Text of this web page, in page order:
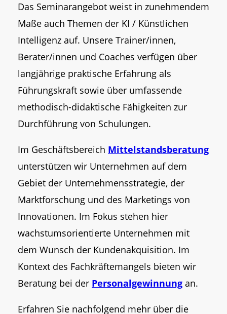
Das Seminarangebot weist in zunehmendem
Maße auch Themen der KI / Künstlichen
Intelligenz auf. Unsere Trainer/innen,
Berater/innen und Coaches verfügen über
langjährige praktische Erfahrung als
Führungskraft sowie über umfassende
methodisch-didaktische Fähigkeiten zur
Durchführung von Schulungen.
Im Geschäftsbereich Mittelstandsberatung
unterstützen wir Unternehmen auf dem
Gebiet der Unternehmensstrategie, der
Marktforschung und des Marketings von
Innovationen. Im Fokus stehen hier
wachstumsorientierte Unternehmen mit
dem Wunsch der Kundenakquisition. Im
Kontext des Fachkräftemangels bieten wir
Beratung bei der Personalgewinnung an.
Erfahren Sie nachfolgend mehr über die